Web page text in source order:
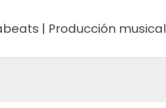
| Producción musical